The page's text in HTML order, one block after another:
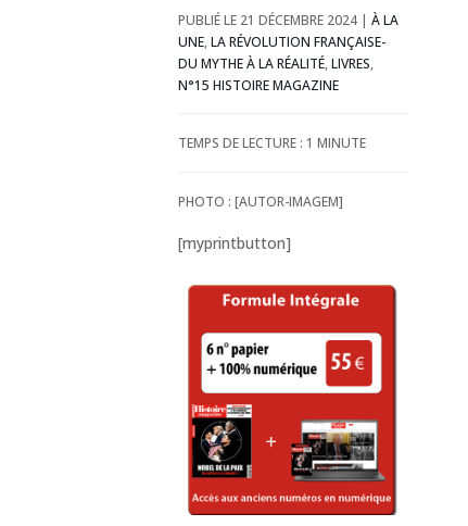
21 DÉCEMBRE 2024 |À LA
UNE,LA RÉVOLUTION FRANÇAISE-
DU MYTHE À LA RÉALITÉ,LIVRES,
N°15 HISTOIRE MAGAZINE
TEMPS DE LECTURE : 1 MINUTE
PHOTO : [AUTOR-IMAGEM]
[myprintbutton]